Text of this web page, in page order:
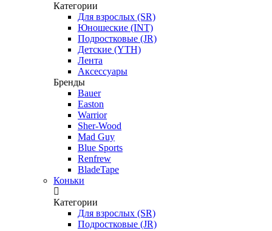
Категории
Для взрослых (SR)
Юношеские (INT)
Подростковые (JR)
Детские (YTH)
Лента
Аксессуары
Бренды
Bauer
Easton
Warrior
Sher-Wood
Mad Guy
Blue Sports
Renfrew
BladeTape
Коньки
Категории
Для взрослых (SR)
Подростковые (JR)